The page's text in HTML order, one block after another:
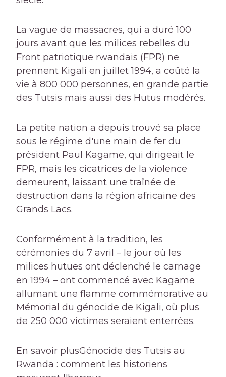
La vague de massacres, qui a duré 100
jours avant que les milices rebelles du
Front patriotique rwandais (FPR) ne
prennent Kigali en juillet 1994, a coûté la
vie à 800 000 personnes, en grande partie
des Tutsis mais aussi des Hutus modérés.
La petite nation a depuis trouvé sa place
sous le régime d'une main de fer du
président Paul Kagame, qui dirigeait le
FPR, mais les cicatrices de la violence
demeurent, laissant une traînée de
destruction dans la région africaine des
Grands Lacs.
Conformément à la tradition, les
cérémonies du 7 avril – le jour où les
milices hutues ont déclenché le carnage
en 1994 – ont commencé avec Kagame
allumant une flamme commémorative au
Mémorial du génocide de Kigali, où plus
de 250 000 victimes seraient enterrées.
En savoir plusGénocide des Tutsis au
Rwanda : comment les historiens